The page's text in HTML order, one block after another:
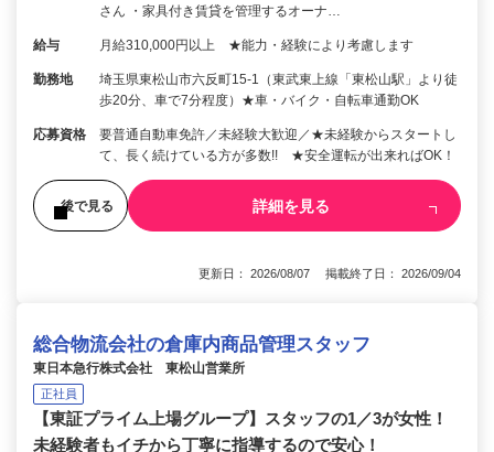
さん ・家具付き賃貸を管理するオーナ…
給与 月給310,000円以上 ★能力・経験により考慮します
勤務地
埼玉県東松山市六反町15-1（東武東上線「東松山駅」より徒
歩20分、車で7分程度）★車・バイク・自転車通勤OK
応募資格
要普通自動車免許／未経験大歓迎／★未経験からスタートし
て、長く続けている方が多数!! ★安全運転が出来ればOK！
後で見る 詳細を見る
更新日： 2026/08/07 掲載終了日： 2026/09/04
総合物流会社の倉庫内商品管理スタッフ
東日本急行株式会社 東松山営業所
正社員
【東証プライム上場グループ】スタッフの1／3が女性！
未経験者もイチから丁寧に指導するので安心！